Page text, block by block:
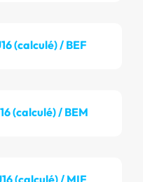
(calculé) / BEF
(calculé) / BEM
(calculé) / MIF